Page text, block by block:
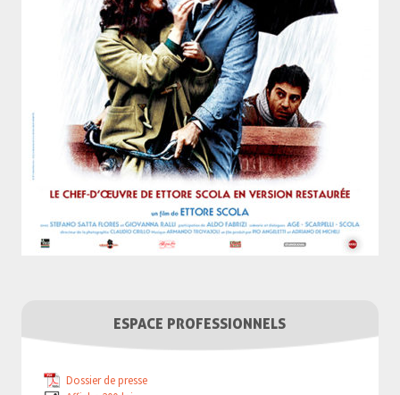
ESPACE PROFESSIONNELS
Dossier de presse